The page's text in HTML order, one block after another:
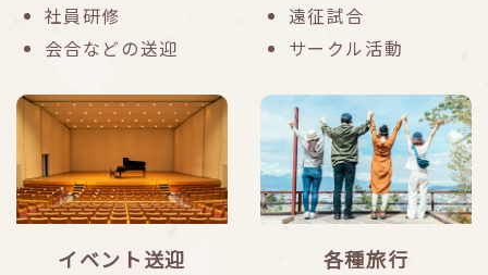
社員研修
会合などの送迎
遠征試合
サークル活動
イベント送迎 各種旅行